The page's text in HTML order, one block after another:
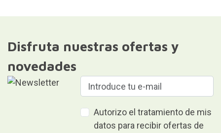
Disfruta nuestras ofertas y
novedades
Autorizo el tratamiento de mis
datos para recibir ofertas de